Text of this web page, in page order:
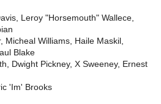
Leroy "Horsemouth" Wallece,
Micheal Williams, Haile Maskil,
Blake
Dwight Pickney, X Sweeney, Ernest
'Im' Brooks